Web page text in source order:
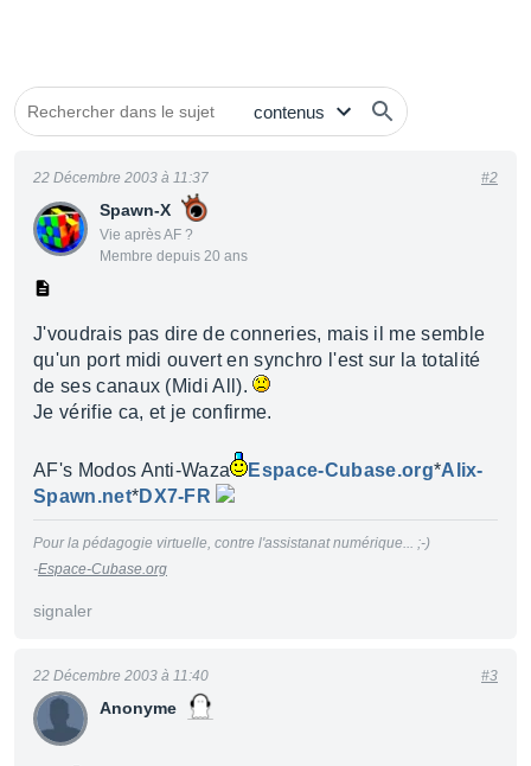
Spawn-X
Vie après AF ?
Membre depuis 20 ans
22 Décembre 2003 à 11:37 #2
J'voudrais pas dire de conneries, mais il me semble
qu'un port midi ouvert en synchro l'est sur la totalité
de ses canaux (Midi All).
Je vérifie ca, et je confirme.
AF's Modos Anti-Waza Espace-Cubase.org*Alix-
Spawn.net*DX7-FR
Pour la pédagogie virtuelle, contre l'assistanat numérique... ;-)
-Espace-Cubase.org
signaler
Anonyme
22 Décembre 2003 à 11:40 #3